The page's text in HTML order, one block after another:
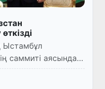
Ыстамбұл
саммиті аясында
Президенті Шавкат
резиденцияда